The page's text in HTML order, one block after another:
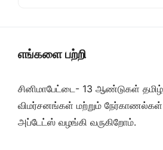
எங்களை பற்றி
சினிமாபேட்டை- 13 ஆண்டுகள்
விமர்சனங்கள் மற்றும்
அப்டேட்ஸ் வழங்கி வருகிறோம்.